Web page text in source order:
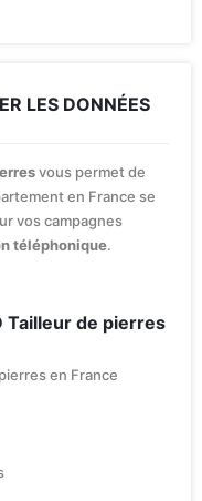
LES DONNÉES
vous permet de
en France se
vos campagnes
téléphonique.
Tailleur de pierres
en France